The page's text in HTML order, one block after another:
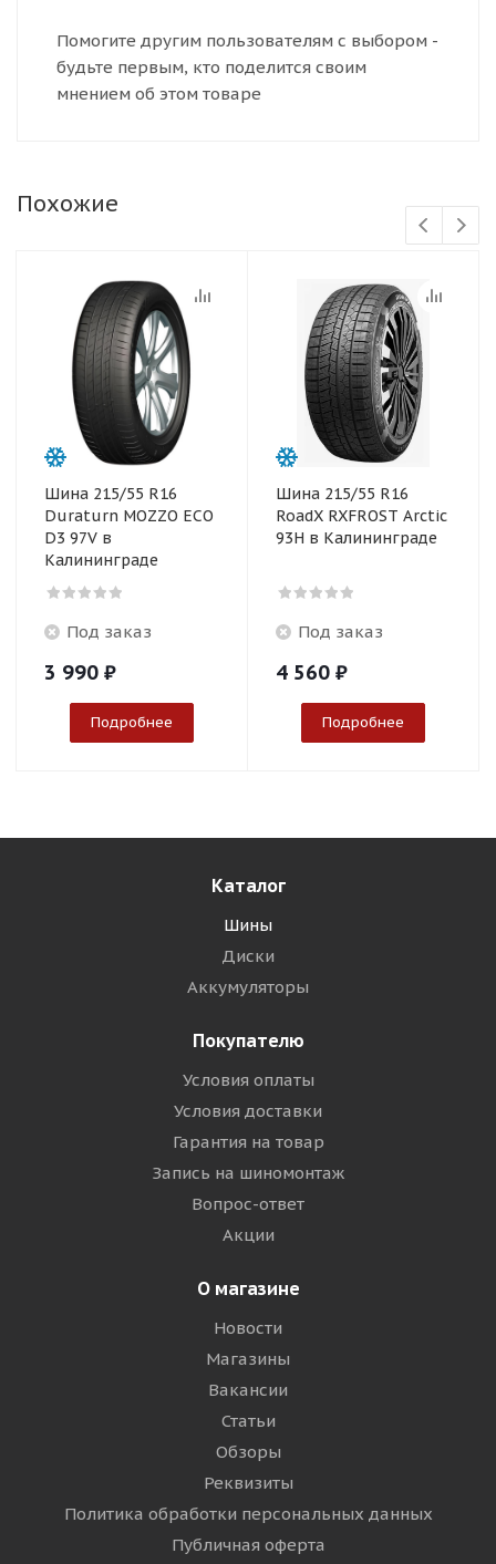
Помогите другим пользователям с выбором -
будьте первым, кто поделится своим
мнением об этом товаре
Похожие
Шина 215/55 R16
Duraturn MOZZO ECO
D3 97V в
Калининграде
Под заказ
3 990 ₽
Подробнее
Шина 215/55 R16
RoadX RXFROST Arctic
93H в Калининграде
Под заказ
4 560 ₽
Подробнее
Каталог
Шины
Диски
Аккумуляторы
Покупателю
Условия оплаты
Условия доставки
Гарантия на товар
Запись на шиномонтаж
Вопрос-ответ
Акции
О магазине
Новости
Магазины
Вакансии
Статьи
Обзоры
Реквизиты
Политика обработки персональных данных
Публичная оферта